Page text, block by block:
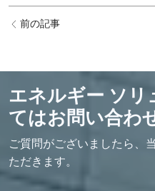
前の記事
エネルギー ソリ
てはお問い合わ
ご質問がございましたら、
ただきます。